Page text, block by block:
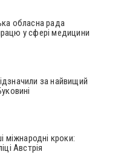
обласна рада
у сфері медицини
за найвищий
міжнародні кроки:
Австрія